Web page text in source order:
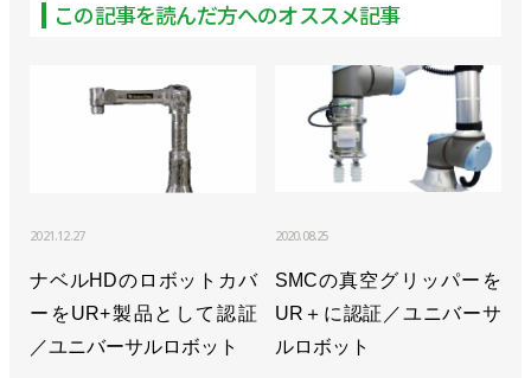
この記事を読んだ方へのオススメ記事
2021.12.27
ナベルHDのロボットカバ
ーをUR+製品として認証
／ユニバーサルロボット
2020.08.25
SMCの真空グリッパーを
UR＋に認証／ユニバーサ
ルロボット